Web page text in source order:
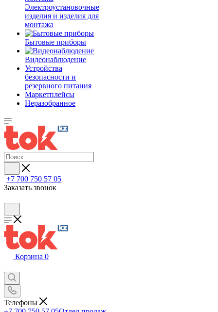
Электроустановочные
изделия и изделия для
монтажа
Бытовые приборы
Видеонаблюдение
Устройства
безопасности и
резервного питания
Маркетплейсы
Неразобранное
+7 700 750 57 05
Заказать звонок
Корзина 0
Телефоны